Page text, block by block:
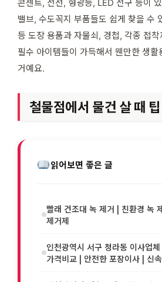
콘센트, 전선, 형광등, LED 전구 등이
밸브, 수도꼭지 부품들도 쉽게 찾을 수
등 도장 용품과 자물쇠, 경첩, 각종 접
필수 아이템들이 가득해서 웬만한 생활
거예요.
철물점에서 물건 살 때 팁
읽어보면 좋은 글
빨래 건조대 녹 제거 | 친환경 녹
제거제
인천광역시 서구 청라동 이사업
가격비교 | 안전한 포장이사 | 신